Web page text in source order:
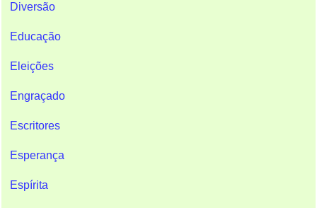
Diversão
Educação
Eleições
Engraçado
Escritores
Esperança
Espírita